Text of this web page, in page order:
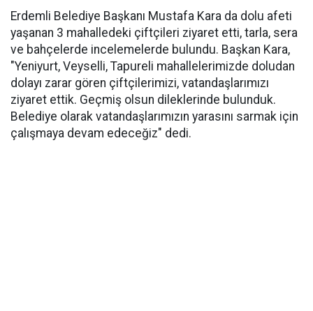
Erdemli Belediye Başkanı Mustafa Kara da dolu afeti
yaşanan 3 mahalledeki çiftçileri ziyaret etti, tarla, sera
ve bahçelerde incelemelerde bulundu. Başkan Kara,
"Yeniyurt, Veyselli, Tapureli mahallelerimizde doludan
dolayı zarar gören çiftçilerimizi, vatandaşlarımızı
ziyaret ettik. Geçmiş olsun dileklerinde bulunduk.
Belediye olarak vatandaşlarımızın yarasını sarmak için
çalışmaya devam edeceğiz" dedi.